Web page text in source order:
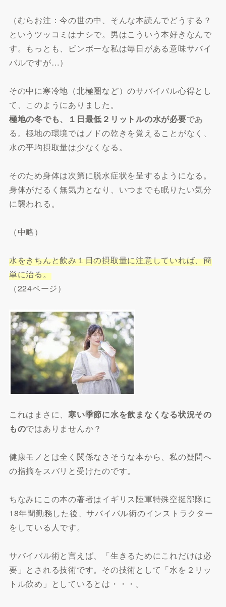
（むらお注：今の世の中、そんな本読んでどうする？
というツッコミはナシで。男はこういう本好きなんで
す。もっとも、ビンボーな私は毎日がある意味サバイ
バルですが…）
その中に寒冷地（北極圏など）のサバイバル心得とし
て、このようにありました。
極地の冬でも、１日最低２リットルの水が必要であ
る。極地の環境ではノドの乾きを覚えることがなく、
水の平均摂取量は少なくなる。
そのため身体は次第に脱水症状を呈するようになる。
身体がだるく無気力となり、いつまでも眠りたい気分
に襲われる。
（中略）
水をきちんと飲み１日の摂取量に注意していれば、簡
単に治る。
（224ページ）
これはまさに、寒い季節に水を飲まなくなる状況その
ものではありませんか？
健康モノとは全く関係なさそうな本から、私の疑問へ
の指摘をスバリと受けたのです。
ちなみにこの本の著者はイギリス陸軍特殊空挺部隊に
18年間勤務した後、サバイバル術のインストラクター
をしている人です。
サバイバル術と言えば、「生きるためにこれだけは必
要」とされる技術です。その技術として「水を２リッ
トル飲め」としているとは・・・。